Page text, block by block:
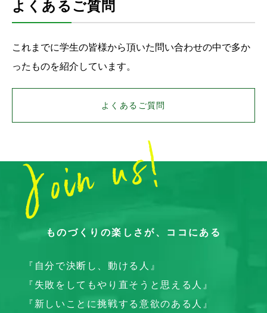
よくあるご質問
これまでに学生の皆様から頂いた問い合わせの中で多か
ったものを紹介しています。
よくあるご質問
ものづくりの楽しさが、ココにある
『自分で決断し、動ける人』
『失敗をしてもやり直そうと思える人』
『新しいことに挑戦する意欲のある人』